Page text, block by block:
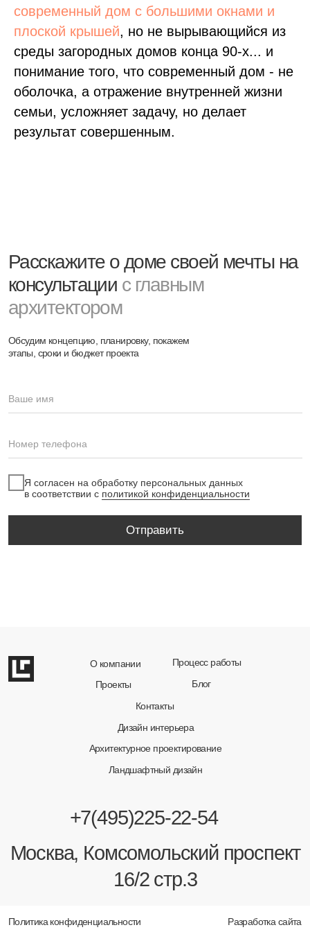
современный дом с большими окнами и
плоской крышей, но не вырывающийся из
среды загородных домов конца 90-х... и
понимание того, что современный дом - не
оболочка, а отражение внутренней жизни
семьи, усложняет задачу, но делает
результат совершенным.
Обсудим концепцию, планировку, покажем
этапы, сроки и бюджет проекта
в соответствии сполитикой конфиденциальности
+7(495)225-22-54
Москва, Комсомольский проспект
16/2 стр.3
О компании
Архитектурное проектирование
Проекты
Процесс работы
Политика конфиденциальности Разработка сайта
Контакты